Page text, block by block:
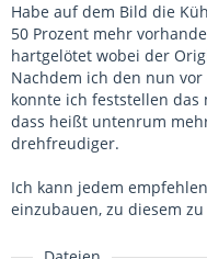
Habe auf dem Bild die
50 Prozent mehr
hartgelötet wobei der
Nachdem ich den nun
konnte ich feststellen das
dass heißt untenrum
drehfreudiger.
Ich kann jedem
einzubauen, zu diesem